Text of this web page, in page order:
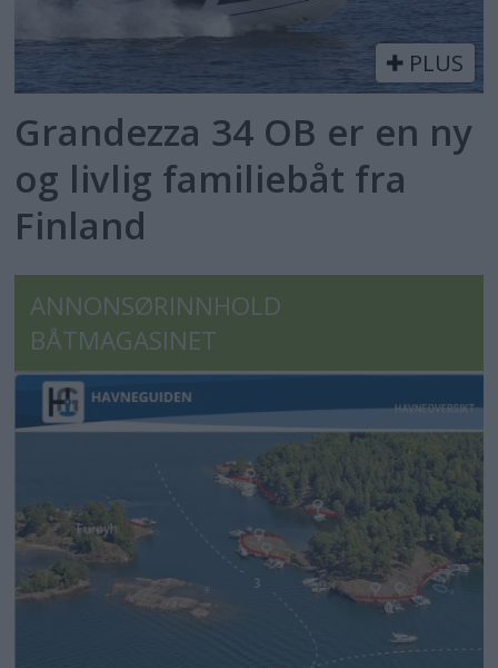
PLUS
Grandezza 34 OB er en ny
og livlig familiebåt fra
Finland
ANNONSØRINNHOLD
BÅTMAGASINET